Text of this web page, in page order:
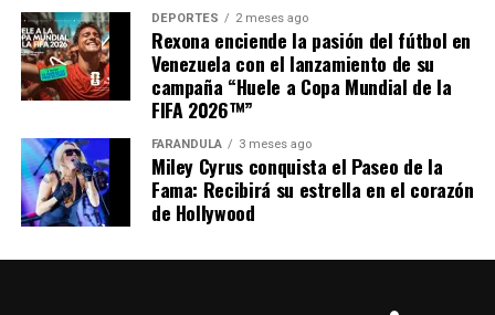
Compartir
DEPORTES 2 meses ago
Rexona enciende la pasión del fútbol en
Venezuela con el lanzamiento de su
campaña “Huele a Copa Mundial de la
FIFA 2026™”
FARÁNDULA 3 meses ago
Miley Cyrus conquista el Paseo de la
Fama: Recibirá su estrella en el corazón
de Hollywood